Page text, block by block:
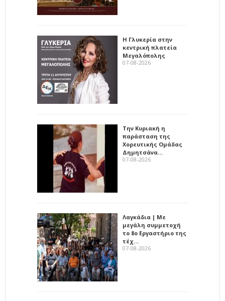
Η Γλυκερία στην
κεντρική πλατεία
Μεγαλόπολης
07-08-2026
Την Κυριακή η
παράσταση της
Χορευτικής Ομάδας
Δημητσάνα…
07-08-2026
Λαγκάδια | Με
μεγάλη συμμετοχή
το 8ο Εργαστήριο της
τέχ…
07-08-2026